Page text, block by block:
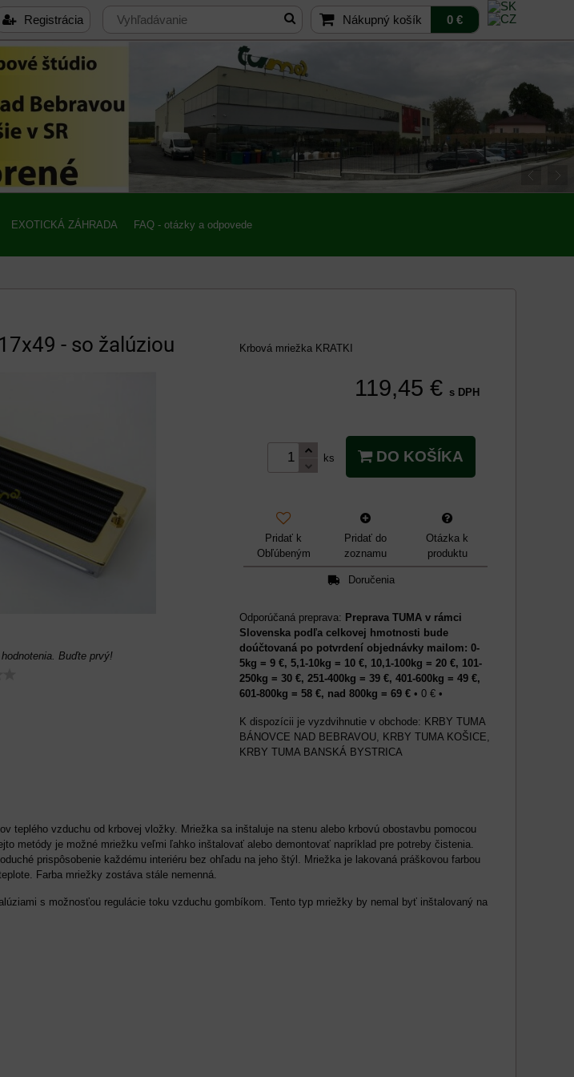
Registrácia Nákupný košík 0 €
EXOTICKÁ ZÁHRADA FAQ - otázky a odpovede
- so žalúziou
Buďte prvý!
Krbová mriežka KRATKI
119,45 € s DPH
ks DO KOŠÍKA
Pridať k
Obľúbeným
Pridať do
zoznamu
Otázka k
produktu
Doručenia
Preprava TUMA v rámci
Slovenska podľa celkovej hmotnosti bude
doúčtovaná po potvrdení objednávky mailom: 0-
5kg = 9 €, 5,1-10kg = 10 €, 10,1-100kg = 20 €, 101-
250kg = 30 €, 251-400kg = 39 €, 401-600kg = 49 €,
601-800kg = 58 €, nad 800kg = 69 € • 0 € •
KRBY TUMA
BÁNOVCE NAD BEBRAVOU, KRBY TUMA KOŠICE,
KRBY TUMA BANSKÁ BYSTRICA
teplého vzduchu od krbovej vložky. Mriežka sa inštaluje na stenu alebo krbovú obostavbu pomocou
metódy je možné mriežku veľmi ľahko inštalovať alebo demontovať napríklad pre potreby čistenia.
prispôsobenie každému interiéru bez ohľadu na jeho štýl. Mriežka je lakovaná práškovou farbou
Farba mriežky zostáva stále nemenná.
s možnosťou regulácie toku vzduchu gombíkom. Tento typ mriežky by nemal byť inštalovaný na